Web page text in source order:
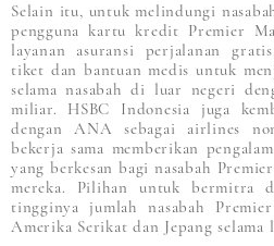
Selain itu, untuk melindungi
pengguna kartu kredit Premier
layanan asuransi perjalanan
tiket dan bantuan medis untuk
selama nasabah di luar negeri
miliar. HSBC Indonesia juga
dengan ANA sebagai airlines
bekerja sama memberikan
yang berkesan bagi nasabah
mereka. Pilihan untuk bermitra
tingginya jumlah nasabah
Amerika Serikat dan Jepang